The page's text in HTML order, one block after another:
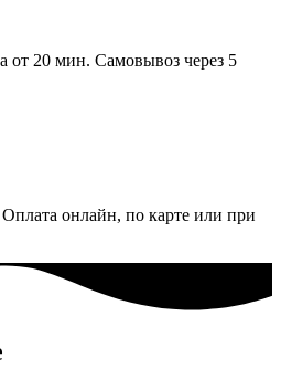
от 20 мин. Самовывоз через 5
онлайн, по карте или при